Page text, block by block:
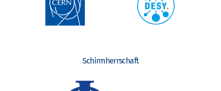
Schirmherrschaft